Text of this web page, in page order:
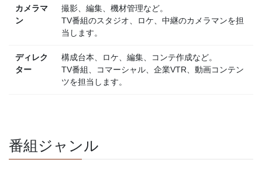
カメラマ
ン
撮影、編集、機材管理など。
TV番組のスタジオ、ロケ、中継のカメラマンを担
当します。
ディレク
ター
構成台本、ロケ、編集、コンテ作成など。
TV番組、コマーシャル、企業VTR、動画コンテン
ツを担当します。
番組ジャンル